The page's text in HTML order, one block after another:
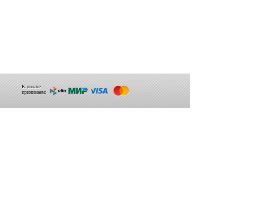
К оплате
принимаем: